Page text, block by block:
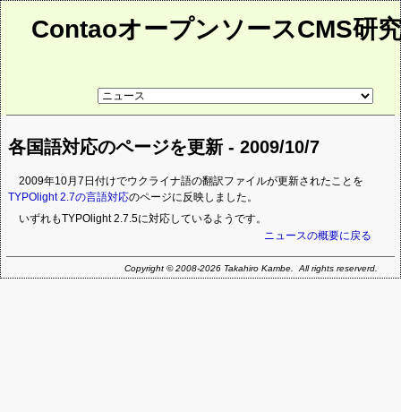
ContaoオープンソースCMS研
リ
ペ
ー
各国語対応のページを更新 - 2009/10/7
2009年10月7日付けでウクライナ語の翻訳ファイルが更新されたことを
TYPOlight 2.7の言語対応のページに反映しました。
いずれもTYPOlight 2.7.5に対応しているようです。
ニュースの概要に戻る
Copyright © 2008-2026 Takahiro Kambe. All rights reserverd.